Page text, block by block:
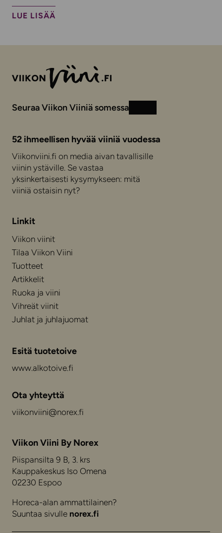
LUE LISÄÄ
Seuraa Viikon Viiniä somessa Instagram
Facebook
52 ihmeellisen hyvää viiniä vuodessa
Viikonviini.fi on media aivan tavallisille
viinin ystäville. Se vastaa
yksinkertaisesti kysymykseen: mitä
viiniä ostaisin nyt?
Linkit
Viikon viinit
Tilaa Viikon Viini
Tuotteet
Artikkelit
Ruoka ja viini
Vihreät viinit
Juhlat ja juhlajuomat
Esitä tuotetoive
www.alkotoive.fi
Ota yhteyttä
viikonviini@norex.fi
Viikon Viini By Norex
Piispansilta 9 B, 3. krs
Kauppakeskus Iso Omena
02230 Espoo
Horeca-alan ammattilainen?
Suuntaa sivulle norex.fi